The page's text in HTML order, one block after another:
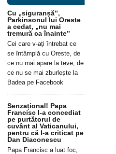
Cu „siguranșă”,
Parkinsonul lui Oreste
a cedat, „nu mai
tremură ca înainte”
Cei care v-ați întrebat ce
se întâmplă cu Oreste, de
ce nu mai apare la teve, de
ce nu se mai zburlește la
Badea pe Facebook
Senzațional! Papa
Francisc l-a concediat
pe purtătorul de
cuvânt al Vaticanului,
pentru că l-a criticat pe
Dan Diaconescu
Papa Francisc a luat foc,